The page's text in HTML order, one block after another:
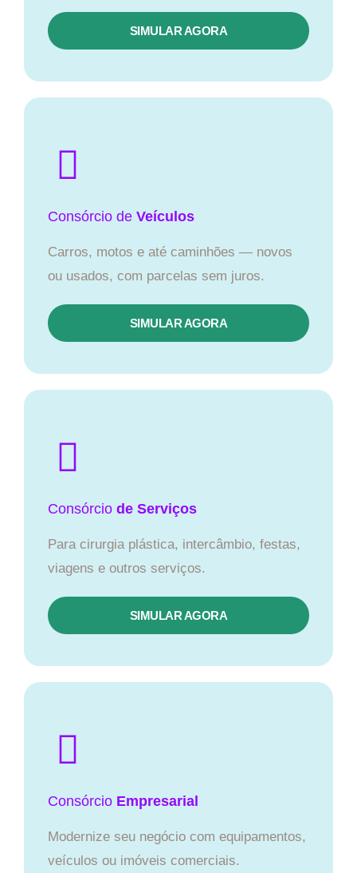
SIMULAR AGORA​
Consórcio de Veículos
Carros, motos e até caminhões — novos
ou usados, com parcelas sem juros.
SIMULAR AGORA
Consórcio de Serviços
Para cirurgia plástica, intercâmbio, festas,
viagens e outros serviços.
SIMULAR AGORA
Consórcio Empresarial
Modernize seu negócio com equipamentos,
veículos ou imóveis comerciais.